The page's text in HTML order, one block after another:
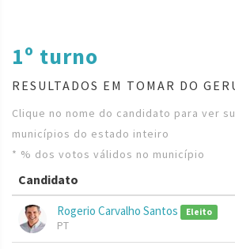
1º turno
RESULTADOS EM TOMAR DO
Clique no nome do candidato para ver
municípios do estado inteiro
* % dos votos válidos no município
Candidato
Rogerio Carvalho Santos Eleito
PT